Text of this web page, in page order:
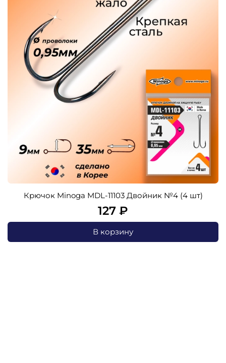
Крючок Minoga MDL-11103 Двойник №4 (4 шт)
127 ₽
В корзину